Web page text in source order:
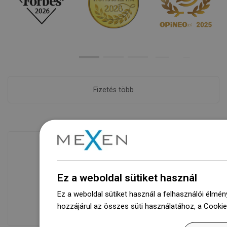
Fizetés több
Termékeink egy modern raktárban
várnak rád.Mindig készen áll a
szállításra!
Ez a weboldal sütiket használ
Ez a weboldal sütiket használ a felhasználói
hozzájárul az összes süti használatához, a